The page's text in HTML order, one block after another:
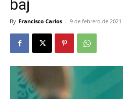
baj
By Francisco Carlos - 9 de febrero de 2021